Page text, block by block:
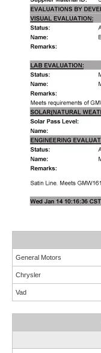
General Motors
Chrysler
Vad